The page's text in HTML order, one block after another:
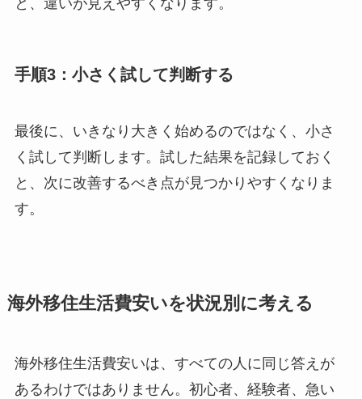
と、違いが見えやすくなります。
手順3：小さく試して判断する
最後に、いきなり大きく始めるのではなく、小さ
く試して判断します。試した結果を記録しておく
と、次に改善するべき点が見つかりやすくなりま
す。
海外移住生活費安いを状況別に考える
海外移住生活費安いは、すべての人に同じ答えが
あるわけではありません。初心者、経験者、急い